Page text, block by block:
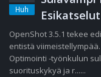
Huh
Esikatselut
OpenShot 3.5.1 tekee
entistä
Optimointi -työnkulun
suorituskykyä ja r......